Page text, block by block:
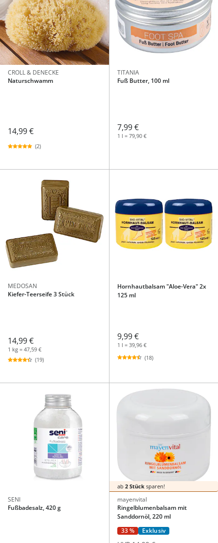
CROLL & DENECKE
Naturschwamm
14,99 €
(2)
TITANIA
Fuß Butter, 100 ml
7,99 €
1 l = 79,90 €
MEDOSAN
Kiefer-Teerseife 3 Stück
14,99 €
1 kg = 47,59 €
(19)
Hornhautbalsam "Aloe-Vera" 2x
125 ml
9,99 €
1 l = 39,96 €
(18)
SENI
Fußbadesalz, 420 g
ab 2 Stücksparen!
mayenvital
Ringelblumenbalsam mit
Sanddornöl, 220 ml
33 %
Exklusiv